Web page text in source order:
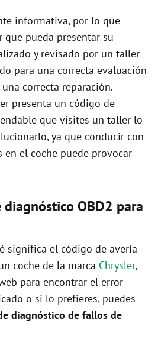
informativa, por lo que
pueda presentar su
y revisado por un taller
para una correcta evaluación
correcta reparación.
presenta un código de
que visites un taller lo
ya que conducir con
en el coche puede provocar
OBD2 para
significa el código de avería
coche de la marca Chrysler,
para encontrar el error
o si lo prefieres, puedes
diagnóstico de fallos de